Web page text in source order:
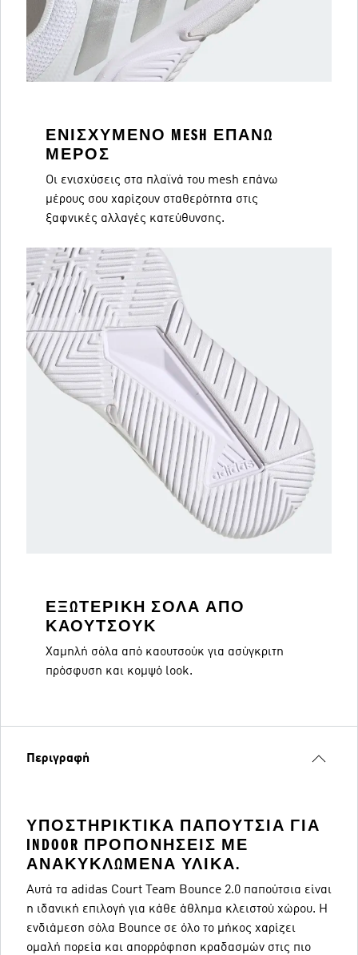
ΕΝΙΣΧΥΜΈΝΟ MESH ΕΠΆΝΩ
ΜΈΡΟΣ
Οι ενισχύσεις στα πλαϊνά του mesh επάνω
μέρους σου χαρίζουν σταθερότητα στις
ξαφνικές αλλαγές κατεύθυνσης.
ΕΞΩΤΕΡΙΚΉ ΣΌΛΑ ΑΠΌ
ΚΑΟΥΤΣΟΎΚ
Χαμηλή σόλα από καουτσούκ για ασύγκριτη
πρόσφυση και κομψό look.
Περιγραφή
ΥΠΟΣΤΗΡΙΚΤΙΚΆ ΠΑΠΟΎΤΣΙΑ ΓΙΑ
INDOOR ΠΡΟΠΟΝΉΣΕΙΣ ΜΕ
ΑΝΑΚΥΚΛΩΜΈΝΑ ΥΛΙΚΆ.
Αυτά τα adidas Court Team Bounce 2.0 παπούτσια είναι
η ιδανική επιλογή για κάθε άθλημα κλειστού χώρου. Η
ενδιάμεση σόλα Bounce σε όλο το μήκος χαρίζει
ομαλή πορεία και απορρόφηση κραδασμών στις πιο